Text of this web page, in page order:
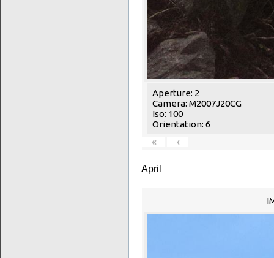
Aperture: 2
Camera: M2007J20CG
Iso: 100
Orientation: 6
«
‹
April